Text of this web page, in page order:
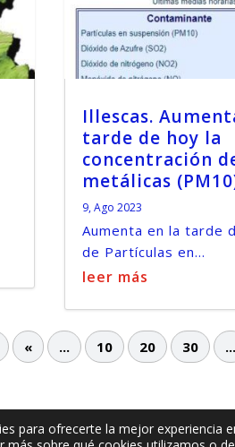
Illescas.
tarde de hoy la
concentración
metálicas
9, Ago 2023
Aumenta en la tarde
de Partículas en...
leer más
« ... 10 20 30 ...
para ofrecerte la mejor experiencia